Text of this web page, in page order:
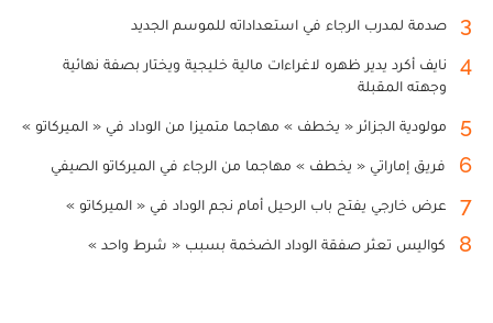
3 صدمة لمدرب الرجاء في استعداداته للموسم الجديد
4
نايف أكرد يدير ظهره لاغراءات مالية خليجية ويختار بصفة نهائية
وجهته المقبلة
5 مولودية الجزائر « يخطف » مهاجما متميزا من الوداد في « الميركاتو »
6 فريق إماراتي « يخطف » مهاجما من الرجاء في الميركاتو الصيفي
7 عرض خارجي يفتح باب الرحيل أمام نجم الوداد في « الميركاتو »
8 كواليس تعثر صفقة الوداد الضخمة بسبب « شرط واحد »